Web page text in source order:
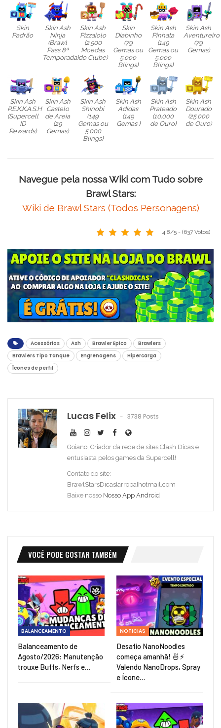
Skin
Padrão
Skin Ash
Ninja
(Brawl
Pass 8ª
Temporada)
Skin Ash
Pizzaiolo
(2.500
Moedas
do Clube)
Skin
Diabinho
(79
Gemas ou
5.000
Blings)
Skin Ash
Pinhata
(149
Gemas ou
5.000
Blings)
Skin Ash
Aventureiro
(79
Gemas)
Skin Ash
P.E.K.K.A.S.H
(Supercell
ID
Rewards)
Skin Ash
Castelo
de Areia
(29
Gemas)
Skin Ash
Shinobi
(149
Gemas ou
5.000
Blings)
Skin Ash
Adidas
(149
Gemas )
Skin Ash
Prateado
(10.000
de Ouro)
Skin Ash
Dourado
(25.000
de Ouro)
Navegue pela nossa Wiki com Tudo sobre
Brawl Stars:
Wiki de Brawl Stars (Todos Personagens)
4.8/5 - (637 Votos)
Acessórios Ash Brawler Epico
Brawlers
Brawlers Tipo Tanque
Engrenagens
Hipercarga
Ícones de perfil
Lucas Felix 3738 Posts
Goiano, Criador da rede de sites Clash Dicas e
entusiasta pelos games da Supercell!
Contato do site:
BrawlStarsDicas[arroba]hotmail.com
Baixe nosso Nosso App Android
VOCÊ PODE GOSTAR TAMBÉM
BALANCEAMENTO
Balanceamento de
Agosto/2026: Manutenção
trouxe Buffs, Nerfs e…
NOTICIAS
Desafio NanoNoodles
começa amanhã! 🍜⚡
Valendo NanoDrops, Spray
e Ícone…